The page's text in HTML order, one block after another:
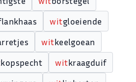
witgloeiende
witkeelgoean
kopspecht witkraagduif